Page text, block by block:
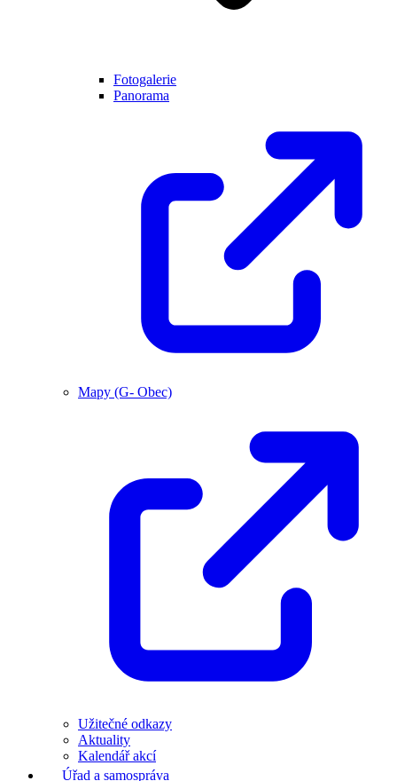
Fotogalerie
Panorama
Mapy (G- Obec)
Užitečné odkazy
Aktuality
Kalendář akcí
Úřad a samospráva